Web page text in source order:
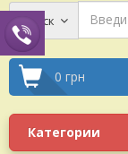
Поиск
0 грн
Категории